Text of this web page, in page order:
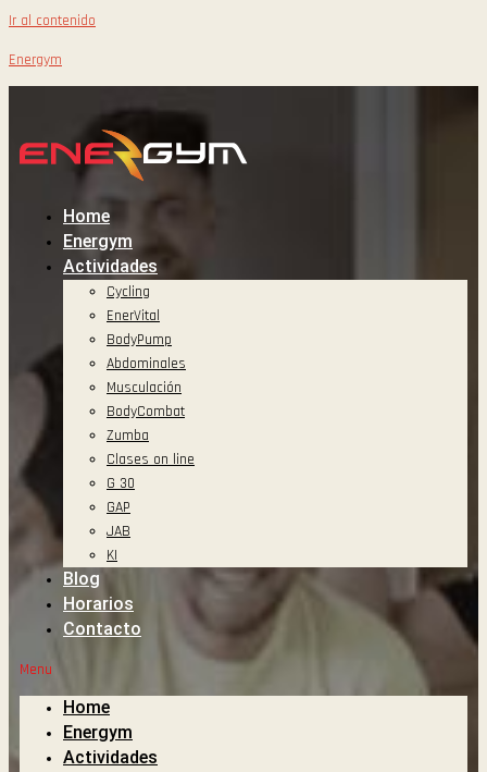
Ir al contenido
Energym
Home
Energym
Actividades
Cycling
EnerVital
BodyPump
Abdominales
Musculación
BodyCombat
Zumba
Clases on line
G 30
GAP
JAB
KI
Blog
Horarios
Contacto
Menu
Home
Energym
Actividades